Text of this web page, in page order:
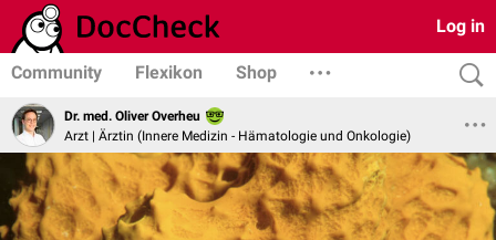
Log in
Community Flexikon Shop
Dr. med. Oliver Overheu
Arzt | Ärztin (Innere Medizin - Hämatologie und Onkologie)